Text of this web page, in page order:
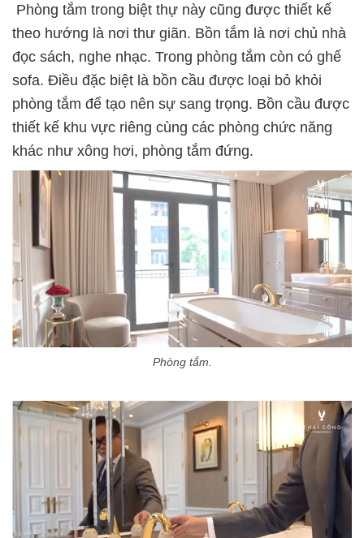
Phòng tắm trong biệt thự này cũng được thiết kế
theo hướng là nơi thư giãn. Bồn tắm là nơi chủ nhà
đọc sách, nghe nhạc. Trong phòng tắm còn có ghế
sofa. Điều đặc biệt là bồn cầu được loại bỏ khỏi
phòng tắm để tạo nên sự sang trọng. Bồn cầu được
thiết kế khu vực riêng cùng các phòng chức năng
khác như xông hơi, phòng tắm đứng.
Phòng tắm.